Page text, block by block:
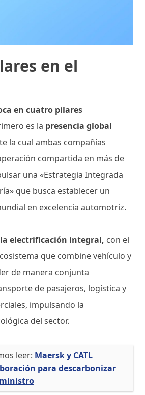
en el
en cuatro pilares
es la presencia global
la cual ambas compañías
compartida en más de
una «Estrategia Integrada
que busca establecer un
en excelencia automotriz.
la electrificación integral, con el
que combine vehículo y
de manera conjunta
de pasajeros, logística y
impulsando la
del sector.
leer: Maersk y CATL
para descarbonizar